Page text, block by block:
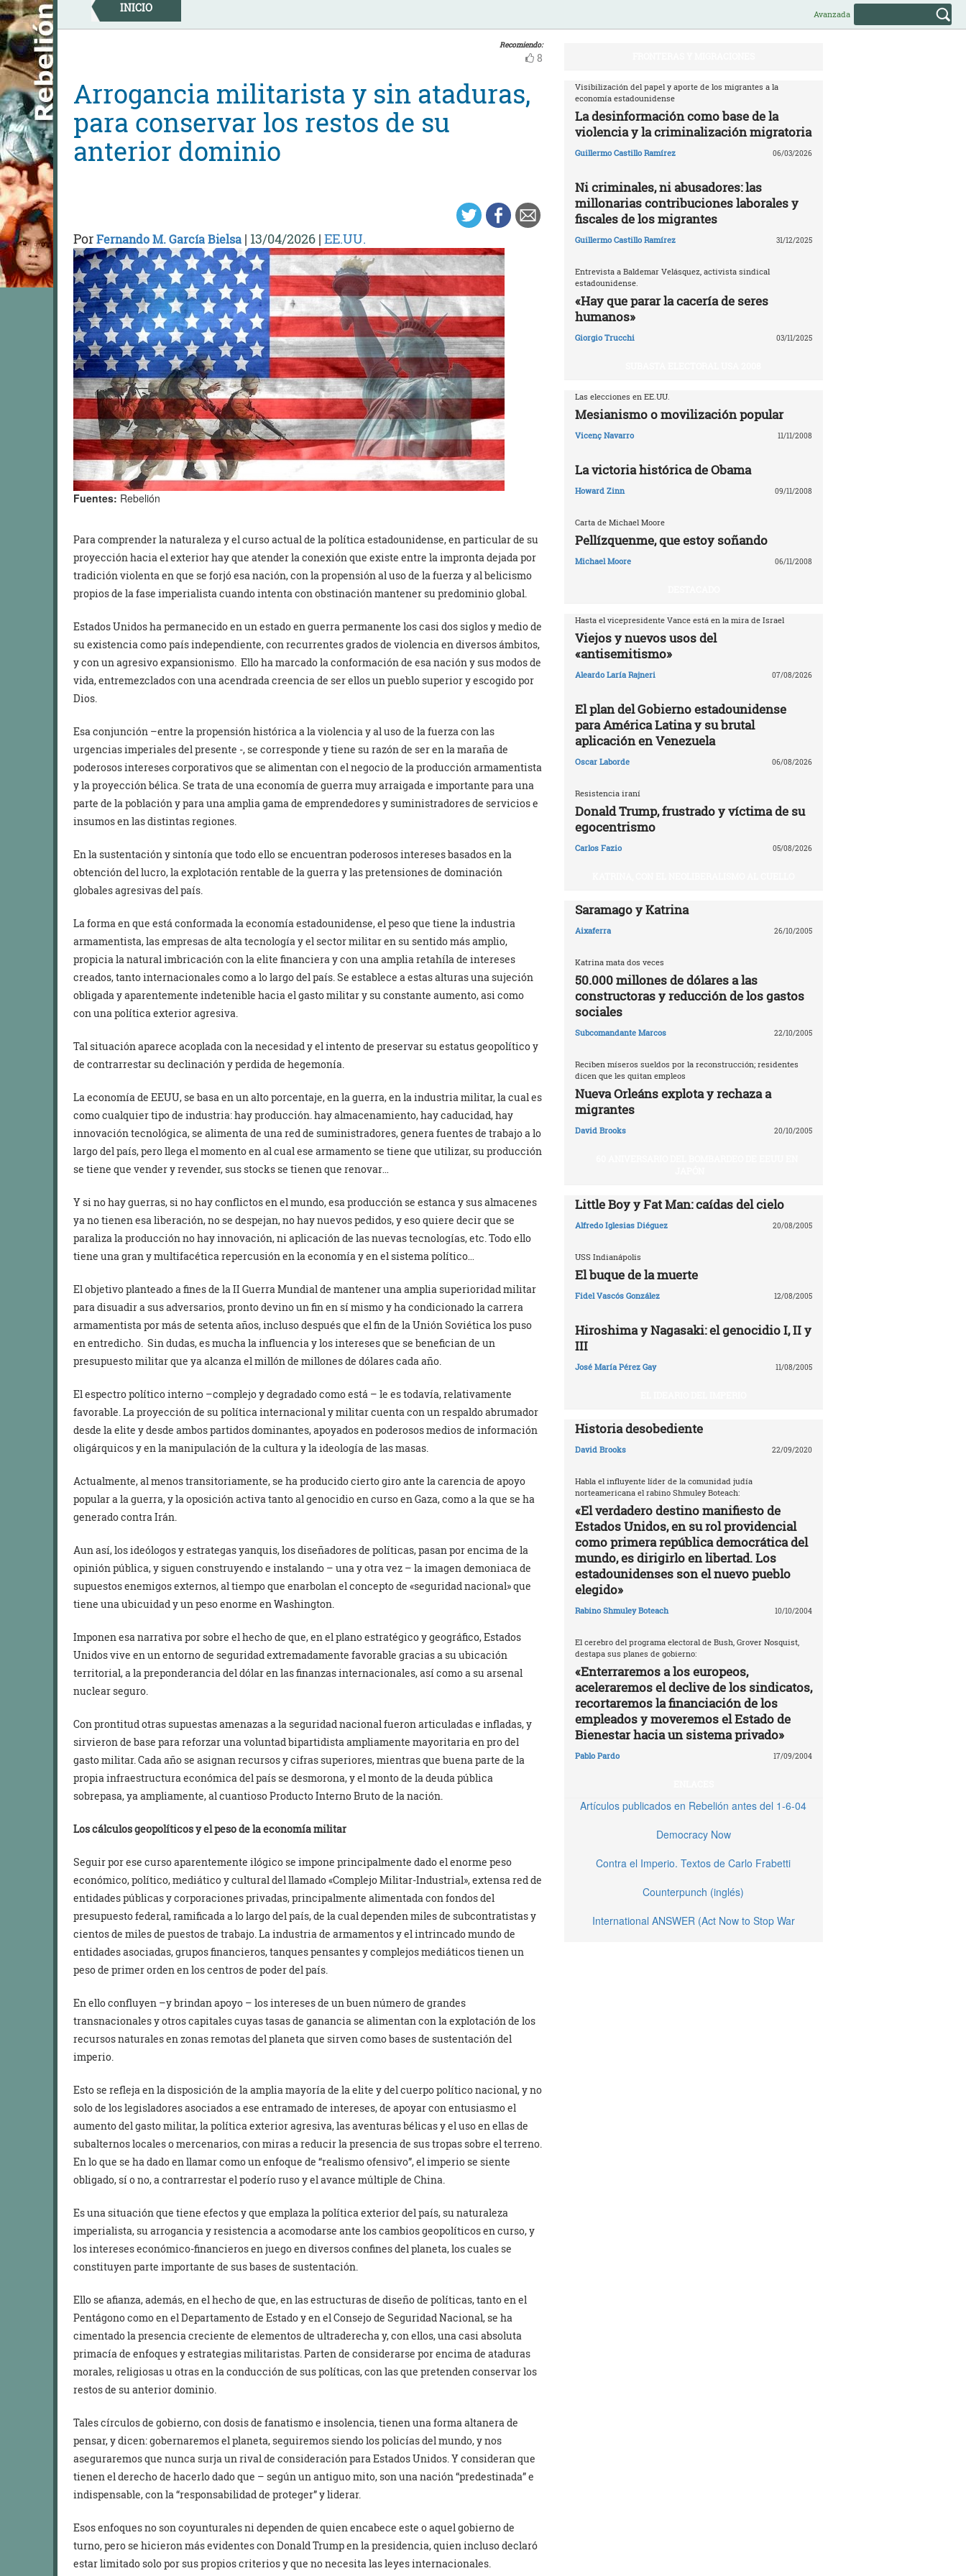
Skip
to
content
INICIO Avanzada
Recomiendo:
8
Arrogancia militarista y sin ataduras,
para conservar los restos de su
anterior dominio
PorFernando M. García Bielsa | 13/04/2026 | EE.UU.
Fuentes: Rebelión
Para comprender la naturaleza y el curso actual de la política estadounidense, en particular de su
proyección hacia el exterior hay que atender la conexión que existe entre la impronta dejada por
tradición violenta en que se forjó esa nación, con la propensión al uso de la fuerza y al belicismo
propios de la fase imperialista cuando intenta con obstinación mantener su predominio global.
Estados Unidos ha permanecido en un estado en guerra permanente los casi dos siglos y medio de
su existencia como país independiente, con recurrentes grados de violencia en diversos ámbitos,
y con un agresivo expansionismo. Ello ha marcado la conformación de esa nación y sus modos de
vida, entremezclados con una acendrada creencia de ser ellos un pueblo superior y escogido por
Dios.
Esa conjunción –entre la propensión histórica a la violencia y al uso de la fuerza con las
urgencias imperiales del presente -, se corresponde y tiene su razón de ser en la maraña de
poderosos intereses corporativos que se alimentan con el negocio de la producción armamentista
y la proyección bélica. Se trata de una economía de guerra muy arraigada e importante para una
parte de la población y para una amplia gama de emprendedores y suministradores de servicios e
insumos en las distintas regiones.
En la sustentación y sintonía que todo ello se encuentran poderosos intereses basados en la
obtención del lucro, la explotación rentable de la guerra y las pretensiones de dominación
globales agresivas del país.
La forma en que está conformada la economía estadounidense, el peso que tiene la industria
armamentista, las empresas de alta tecnología y el sector militar en su sentido más amplio,
propicia la natural imbricación con la elite financiera y con una amplia retahíla de intereses
creados, tanto internacionales como a lo largo del país. Se establece a estas alturas una sujeción
obligada y aparentemente indetenible hacia el gasto militar y su constante aumento, asi como
con una política exterior agresiva.
Tal situación aparece acoplada con la necesidad y el intento de preservar su estatus geopolítico y
de contrarrestar su declinación y perdida de hegemonía.
La economía de EEUU, se basa en un alto porcentaje, en la guerra, en la industria militar, la cual es
como cualquier tipo de industria: hay producción. hay almacenamiento, hay caducidad, hay
innovación tecnológica, se alimenta de una red de suministradores, genera fuentes de trabajo a lo
largo del país, pero llega el momento en al cual ese armamento se tiene que utilizar, su producción
se tiene que vender y revender, sus stocks se tienen que renovar…
Y si no hay guerras, si no hay conflictos en el mundo, esa producción se estanca y sus almacenes
ya no tienen esa liberación, no se despejan, no hay nuevos pedidos, y eso quiere decir que se
paraliza la producción no hay innovación, ni aplicación de las nuevas tecnologías, etc. Todo ello
tiene una gran y multifacética repercusión en la economía y en el sistema político…
El objetivo planteado a fines de la II Guerra Mundial de mantener una amplia superioridad militar
para disuadir a sus adversarios, pronto devino un fin en sí mismo y ha condicionado la carrera
armamentista por más de setenta años, incluso después que el fin de la Unión Soviética los puso
en entredicho. Sin dudas, es mucha la influencia y los intereses que se benefician de un
presupuesto militar que ya alcanza el millón de millones de dólares cada año.
El espectro político interno –complejo y degradado como está – le es todavía, relativamente
favorable. La proyección de su política internacional y militar cuenta con un respaldo abrumador
desde la elite y desde ambos partidos dominantes, apoyados en poderosos medios de información
oligárquicos y en la manipulación de la cultura y la ideología de las masas.
Actualmente, al menos transitoriamente, se ha producido cierto giro ante la carencia de apoyo
popular a la guerra, y la oposición activa tanto al genocidio en curso en Gaza, como a la que se ha
generado contra Irán.
Aun así, los ideólogos y estrategas yanquis, los diseñadores de políticas, pasan por encima de la
opinión pública, y siguen construyendo e instalando – una y otra vez – la imagen demoniaca de
supuestos enemigos externos, al tiempo que enarbolan el concepto de «seguridad nacional» que
tiene una ubicuidad y un peso enorme en Washington.
Imponen esa narrativa por sobre el hecho de que, en el plano estratégico y geográfico, Estados
Unidos vive en un entorno de seguridad extremadamente favorable gracias a su ubicación
territorial, a la preponderancia del dólar en las finanzas internacionales, así como a su arsenal
nuclear seguro.
Con prontitud otras supuestas amenazas a la seguridad nacional fueron articuladas e infladas, y
sirvieron de base para reforzar una voluntad bipartidista ampliamente mayoritaria en pro del
gasto militar. Cada año se asignan recursos y cifras superiores, mientras que buena parte de la
propia infraestructura económica del país se desmorona, y el monto de la deuda pública
sobrepasa, ya ampliamente, al cuantioso Producto Interno Bruto de la nación.
Los cálculos geopolíticos y el peso de la economía militar
Seguir por ese curso aparentemente ilógico se impone principalmente dado el enorme peso
económico, político, mediático y cultural del llamado «Complejo Militar-Industrial», extensa red de
entidades públicas y corporaciones privadas, principalmente alimentada con fondos del
presupuesto federal, ramificada a lo largo del país, de la cual dependen miles de subcontratistas y
cientos de miles de puestos de trabajo. La industria de armamentos y el intrincado mundo de
entidades asociadas, grupos financieros, tanques pensantes y complejos mediáticos tienen un
peso de primer orden en los centros de poder del país.
En ello confluyen –y brindan apoyo – los intereses de un buen número de grandes
transnacionales y otros capitales cuyas tasas de ganancia se alimentan con la explotación de los
recursos naturales en zonas remotas del planeta que sirven como bases de sustentación del
imperio.
Esto se refleja en la disposición de la amplia mayoría de la elite y del cuerpo político nacional, y no
solo de los legisladores asociados a ese entramado de intereses, de apoyar con entusiasmo el
aumento del gasto militar, la política exterior agresiva, las aventuras bélicas y el uso en ellas de
subalternos locales o mercenarios, con miras a reducir la presencia de sus tropas sobre el terreno.
En lo que se ha dado en llamar como un enfoque de “realismo ofensivo”, el imperio se siente
obligado, sí o no, a contrarrestar el poderío ruso y el avance múltiple de China.
Es una situación que tiene efectos y que emplaza la política exterior del país, su naturaleza
imperialista, su arrogancia y resistencia a acomodarse ante los cambios geopolíticos en curso, y
los intereses económico-financieros en juego en diversos confines del planeta, los cuales se
constituyen parte importante de sus bases de sustentación.
Ello se afianza, además, en el hecho de que, en las estructuras de diseño de políticas, tanto en el
Pentágono como en el Departamento de Estado y en el Consejo de Seguridad Nacional, se ha
cimentado la presencia creciente de elementos de ultraderecha y, con ellos, una casi absoluta
primacía de enfoques y estrategias militaristas. Parten de considerarse por encima de ataduras
morales, religiosas u otras en la conducción de sus políticas, con las que pretenden conservar los
restos de su anterior dominio.
Tales círculos de gobierno, con dosis de fanatismo e insolencia, tienen una forma altanera de
pensar, y dicen: gobernaremos el planeta, seguiremos siendo los policías del mundo, y nos
aseguraremos que nunca surja un rival de consideración para Estados Unidos. Y consideran que
tienen el derecho de hacerlo dado que – según un antiguo mito, son una nación “predestinada” e
indispensable, con la “responsabilidad de proteger” y liderar.
Esos enfoques no son coyunturales ni dependen de quien encabece este o aquel gobierno de
turno, pero se hicieron más evidentes con Donald Trump en la presidencia, quien incluso declaró
estar limitado solo por sus propios criterios y que no necesita las leyes internacionales.
Visibilización del papel y aporte de los migrantes a la
economía estadounidense
La desinformación como base de la
violencia y la criminalización migratoria
Guillermo Castillo Ramírez 06/03/2026
Ni criminales, ni abusadores: las
millonarias contribuciones laborales y
fiscales de los migrantes
Guillermo Castillo Ramírez 31/12/2025
Entrevista a Baldemar Velásquez, activista sindical
estadounidense.
«Hay que parar la cacería de seres
humanos»
Giorgio Trucchi 03/11/2025
Las elecciones en EE.UU.
Mesianismo o movilización popular
Vicenç Navarro 11/11/2008
La victoria histórica de Obama
Howard Zinn 09/11/2008
Carta de Michael Moore
Pellízquenme, que estoy soñando
Michael Moore 06/11/2008
Hasta el vicepresidente Vance está en la mira de Israel
Viejos y nuevos usos del
«antisemitismo»
Aleardo Laría Rajneri 07/08/2026
El plan del Gobierno estadounidense
para América Latina y su brutal
aplicación en Venezuela
Oscar Laborde 06/08/2026
Resistencia iraní
Donald Trump, frustrado y víctima de su
egocentrismo
Carlos Fazio 05/08/2026
Saramago y Katrina
Aixaferra 26/10/2005
Katrina mata dos veces
50.000 millones de dólares a las
constructoras y reducción de los gastos
sociales
Subcomandante Marcos 22/10/2005
Reciben míseros sueldos por la reconstrucción; residentes
dicen que les quitan empleos
Nueva Orleáns explota y rechaza a
migrantes
David Brooks 20/10/2005
Little Boy y Fat Man: caídas del cielo
Alfredo Iglesias Diéguez 20/08/2005
USS Indianápolis
El buque de la muerte
Fidel Vascós González 12/08/2005
Hiroshima y Nagasaki: el genocidio I, II y
III
José María Pérez Gay 11/08/2005
Historia desobediente
David Brooks 22/09/2020
Habla el influyente líder de la comunidad judía
norteamericana el rabino Shmuley Boteach:
«El verdadero destino manifiesto de
Estados Unidos, en su rol providencial
como primera república democrática del
mundo, es dirigirlo en libertad. Los
estadounidenses son el nuevo pueblo
elegido»
Rabino Shmuley Boteach 10/10/2004
El cerebro del programa electoral de Bush, Grover Nosquist,
destapa sus planes de gobierno:
«Enterraremos a los europeos,
aceleraremos el declive de los sindicatos,
recortaremos la financiación de los
empleados y moveremos el Estado de
Bienestar hacia un sistema privado»
Pablo Pardo 17/09/2004
Artículos publicados en Rebelión antes del 1-6-04
Democracy Now
Contra el Imperio. Textos de Carlo Frabetti
Counterpunch (inglés)
International ANSWER (Act Now to Stop War